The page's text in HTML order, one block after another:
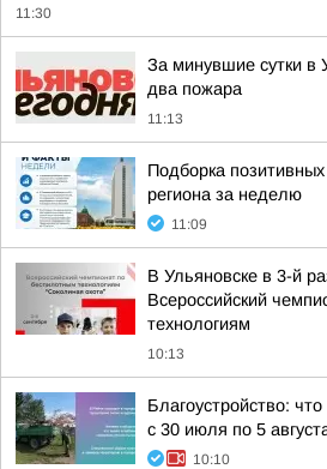
11:30
За минувшие сутки в
два пожара
11:13
Подборка
региона за неделю
11:09
В Ульяновске в 3-й
Всероссийский
технологиям
10:13
Благоустройство:
с 30 июля по 5
10:10